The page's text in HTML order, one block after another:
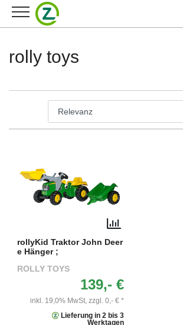
rolly toys
rollyKid Traktor John Deer
e Hänger ;
ROLLY TOYS
139,- €
inkl. 19,0% MwSt, zzgl. 0,- € *
Lieferung in 2 bis 3
Werktagen